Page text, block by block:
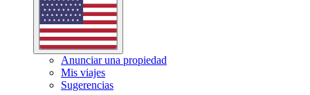
Anunciar una propiedad
Mis viajes
Sugerencias